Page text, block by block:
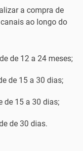
a compra de
ao longo do
de 12 a 24 meses;
de 15 a 30 dias;
de 15 a 30 dias;
de 30 dias.